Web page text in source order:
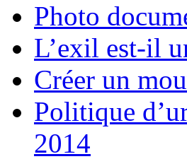
Photo
L’exil est-il
Créer un
Politique
2014